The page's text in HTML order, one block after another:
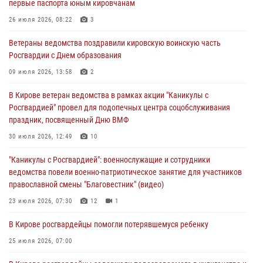
В Росгвардии вспоминают российских воинов, погибших в Первой
мировой войне 1914-1918 годов
В Кирове офицер Росгвардии стал победителем открытого
шахматного турнира
Директор Росгвардии Герой России генерал армии Виктор Золотов
поздравил специалистов подразделений тыла с профессиональным
праздником
первые паспорта юным кировчанам
26 июля 2026, 08:22 3
Ветераны ведомства поздравили кировскую воинскую часть
Росгвардии с Днем образования
09 июля 2026, 13:58 2
В Кирове ветеран ведомства в рамках акции "Каникулы с
Росгвардией" провел для подопечных центра соцобслуживания
праздник, посвященный Дню ВМФ
30 июля 2026, 12:49 10
"Каникулы с Росгвардией": военнослужащие и сотрудники
ведомства повели военно-патриотическое занятие для участников
православной смены "Благовестник" (видео)
23 июля 2026, 07:30 12 1
В Кирове росгвардейцы помогли потерявшемуся ребенку
25 июля 2026, 07:00